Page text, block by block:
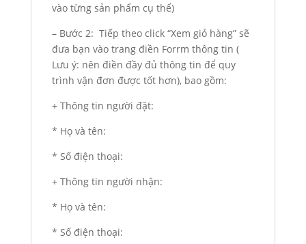
vào từng sản phẩm cụ thể)
– Bước 2: Tiếp theo click “Xem giỏ hàng” sẽ
đưa bạn vào trang điền Forrm thông tin (
Lưu ý: nên điền đầy đủ thông tin để quy
trình vận đơn được tốt hơn), bao gồm:
+ Thông tin người đặt:
* Họ và tên:
* Số điện thoại:
+ Thông tin người nhận:
* Họ và tên:
* Số điện thoại: